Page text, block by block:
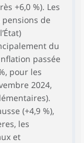
+6,0 %). Les
de
du
passée
pour les
2024,
(+4,9 %),
les
et